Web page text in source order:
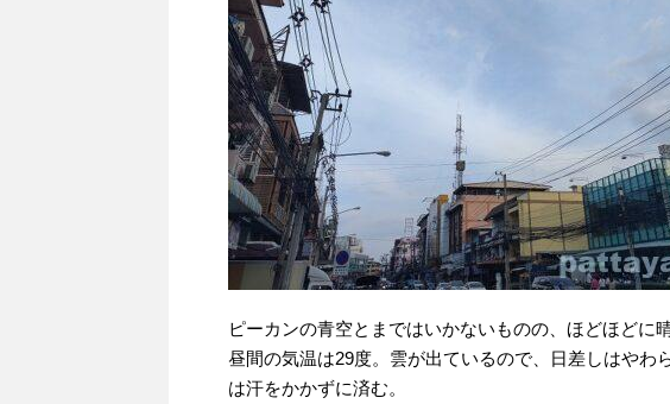
ピーカンの青空とまではいかないものの、ほどほどに
昼間の気温は29度。雲が出ているので、日差しはやわ
は汗をかかずに済む。